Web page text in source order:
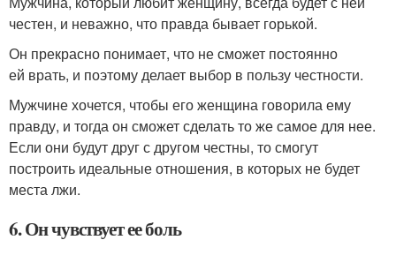
честен, и неважно, что правда бывает горькой.
Он прекрасно понимает, что не сможет постоянно
ей врать, и поэтому делает выбор в пользу честности.
Мужчине хочется, чтобы его женщина говорила ему
правду, и тогда он сможет сделать то же самое для нее.
Если они будут друг с другом честны, то смогут
построить идеальные отношения, в которых не будет
места лжи.
6. Он чувствует ее боль